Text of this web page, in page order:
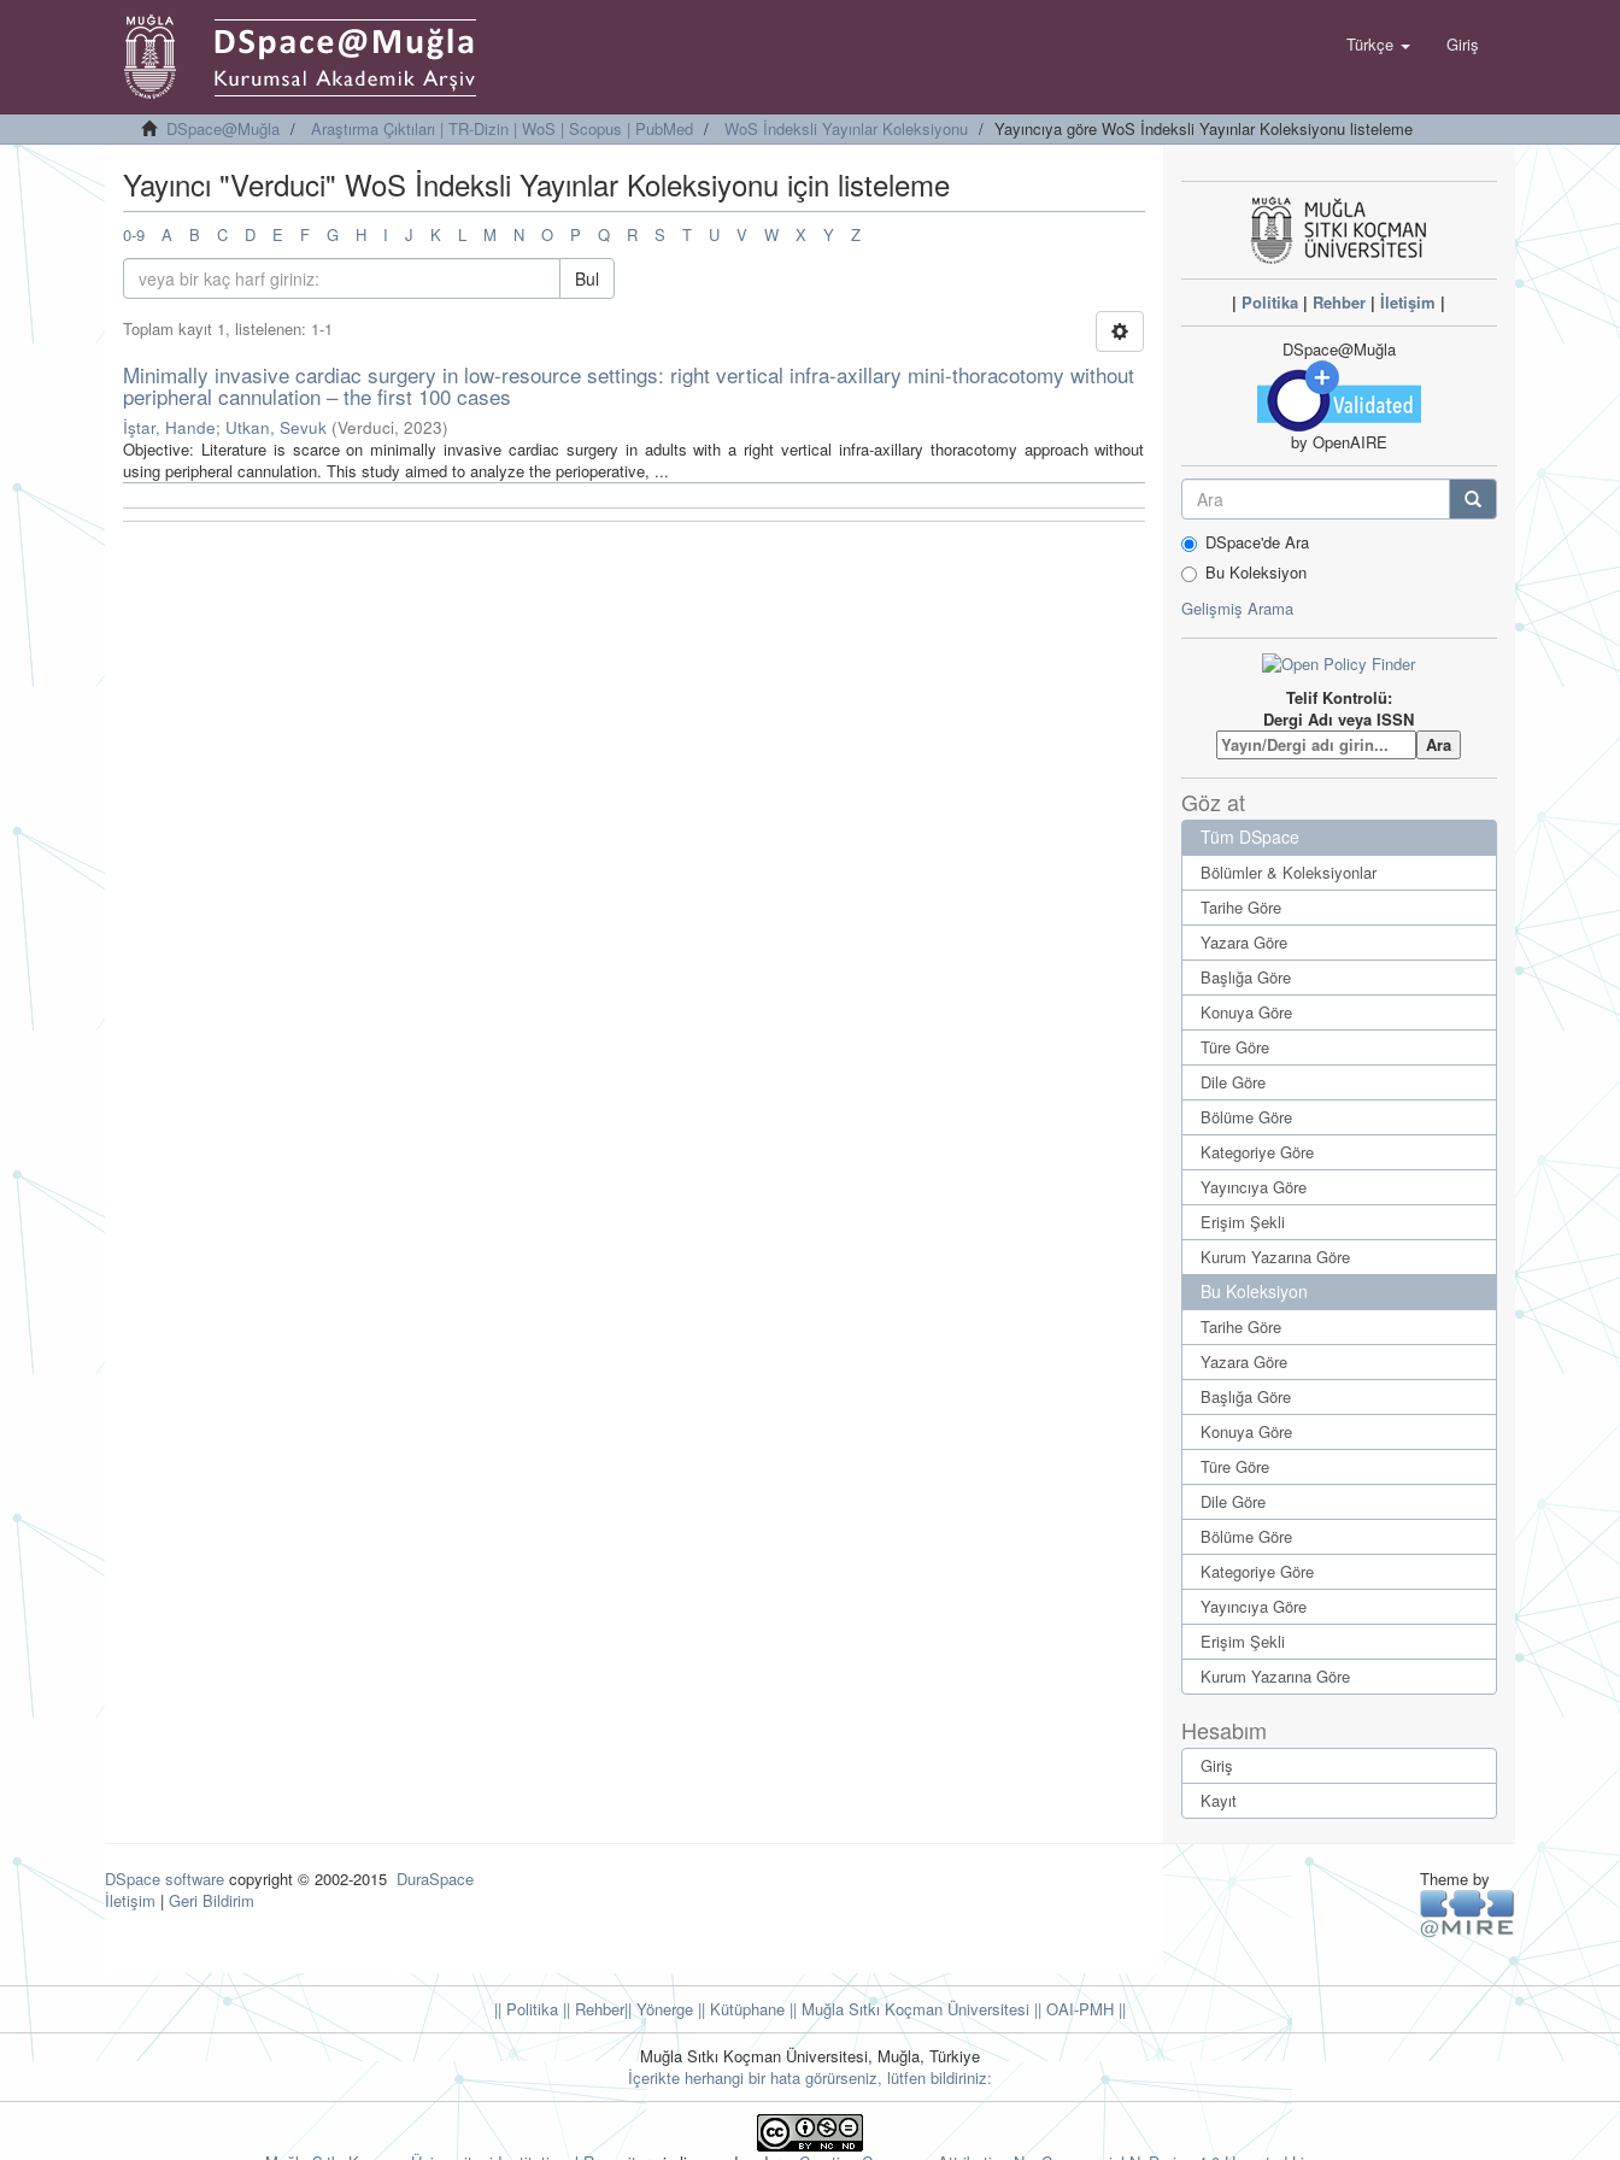
Türkçe Giriş
DSpace@Muğla Araştırma Çıktıları | TR-Dizin | WoS | Scopus | PubMed WoS İndeksli Yayınlar Koleksiyonu Yayıncıya göre WoS İndeksli Yayınlar Koleksiyonu listeleme
Yayıncı "Verduci" WoS İndeksli Yayınlar Koleksiyonu için listeleme
0-9 A B C D E F G H I J K L M N O P Q R S T U V W X Y Z
Bul
Toplam kayıt 1, listelenen: 1-1
Minimally invasive cardiac surgery in low-resource settings: right vertical infra-axillary mini-thoracotomy without
peripheral cannulation – the first 100 cases
İştar, Hande; Utkan, Sevuk (Verduci, 2023)
Objective: Literature is scarce on minimally invasive cardiac surgery in adults with a right vertical infra-axillary thoracotomy approach without
using peripheral cannulation. This study aimed to analyze the perioperative, ...
| Politika | Rehber |İletişim |
DSpace@Muğla
by OpenAIRE
DSpace'de Ara
Bu Koleksiyon
Gelişmiş Arama
Telif Kontrolü:
Dergi Adı veya ISSN
Göz at
Tüm DSpace
Bölümler & Koleksiyonlar
Tarihe Göre
Yazara Göre
Başlığa Göre
Konuya Göre
Türe Göre
Dile Göre
Bölüme Göre
Kategoriye Göre
Yayıncıya Göre
Erişim Şekli
Kurum Yazarına Göre
Bu Koleksiyon
Tarihe Göre
Yazara Göre
Başlığa Göre
Konuya Göre
Türe Göre
Dile Göre
Bölüme Göre
Kategoriye Göre
Yayıncıya Göre
Erişim Şekli
Kurum Yazarına Göre
Hesabım
Giriş
Kayıt
DSpace software copyright © 2002-2015 DuraSpace
İletişim | Geri Bildirim
Theme by
|| Politika || Rehber|| Yönerge || Kütüphane || Muğla Sıtkı Koçman Üniversitesi || OAI-PMH ||
Muğla Sıtkı Koçman Üniversitesi, Muğla, Türkiye
İçerikte herhangi bir hata görürseniz, lütfen bildiriniz: